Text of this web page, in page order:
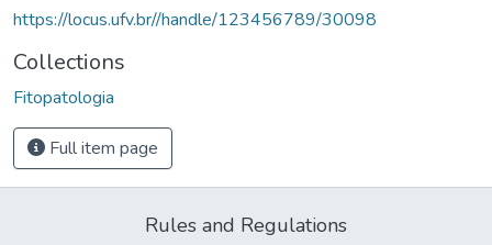
https://locus.ufv.br//handle/123456789/30098
Collections
Fitopatologia
Full item page
Rules and Regulations